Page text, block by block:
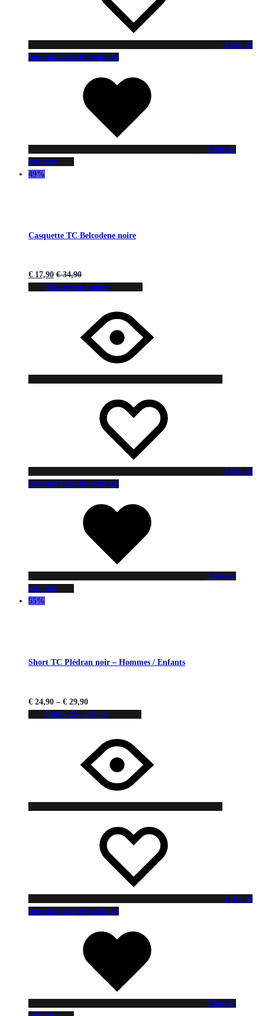
Liste de
souhaits Liste de souhaits
Liste de
souhaits
49%
Casquette TC Belcodene noire
€ 17,90 €34,90
Ajouter au panier
Liste de
souhaits Liste de souhaits
Liste de
souhaits
55%
Short TC Plédran noir – Hommes / Enfants
€ 24,90 – € 29,90
Choix des options
Liste de
souhaits Liste de souhaits
Liste de